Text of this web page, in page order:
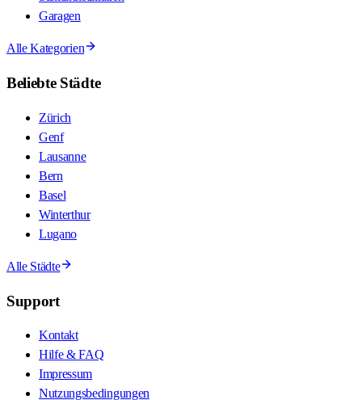
Garagen
Alle Kategorien
Beliebte Städte
Zürich
Genf
Lausanne
Bern
Basel
Winterthur
Lugano
Alle Städte
Support
Kontakt
Hilfe & FAQ
Impressum
Nutzungsbedingungen